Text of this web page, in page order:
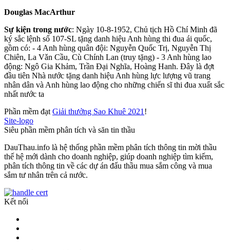
Douglas MacArthur
Sự kiện trong nước: Ngày 10-8-1952, Chủ tịch Hồ Chí Minh đã
ký sắc lệnh số 107-SL tặng danh hiệu Anh hùng thi đua ái quốc,
gồm có: - 4 Anh hùng quân đội: Nguyễn Quốc Trị, Nguyễn Thị
Chiên, La Vǎn Cầu, Cù Chính Lan (truy tặng) - 3 Anh hùng lao
động: Ngô Gia Khảm, Trần Đại Nghĩa, Hoàng Hanh. Đây là đợt
đầu tiên Nhà nước tặng danh hiệu Anh hùng lực lượng vũ trang
nhân dân và Anh hùng lao động cho những chiến sĩ thi đua xuất sắc
nhất nước ta
Phần mềm đạtGiải thưởng Sao Khuê 2021!
Site-logo
Siêu phần mềm phân tích và săn tin thầu
DauThau.info là hệ thống phần mềm phân tích thông tin mời thầu
thế hệ mới dành cho doanh nghiệp, giúp doanh nghiệp tìm kiếm,
phân tích thông tin về các dự án đấu thầu mua sắm công và mua
sắm tư nhân trên cả nước.
Kết nối